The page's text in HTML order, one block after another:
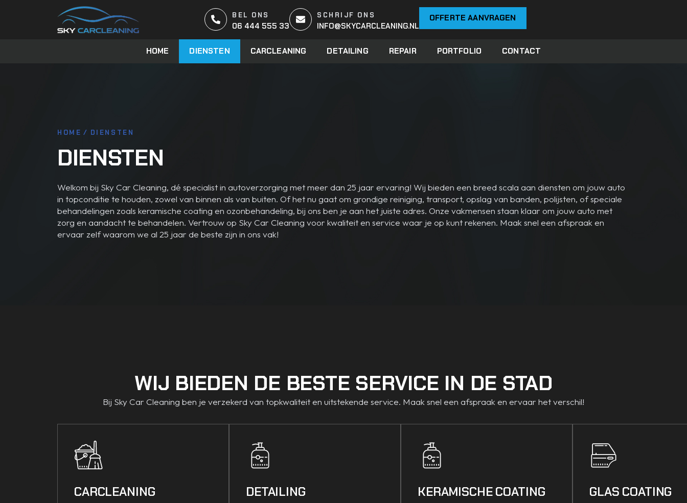
BEL ONS
06 444 555 33
SCHRIJF ONS
INFO@SKYCARCLEANING.NL
OFFERTE AANVRAGEN
HOME DIENSTEN CARCLEANING DETAILING REPAIR PORTFOLIO CONTACT
HOME / DIENSTEN
DIENSTEN
Welkom bij Sky Car Cleaning, dé specialist in autoverzorging met meer dan 25 jaar ervaring! Wij bieden een breed scala aan diensten om jouw auto
in topconditie te houden, zowel van binnen als van buiten. Of het nu gaat om grondige reiniging, transport, opslag van banden, polijsten, of speciale
behandelingen zoals keramische coating en ozonbehandeling, bij ons ben je aan het juiste adres. Onze vakmensen staan klaar om jouw auto met
zorg en aandacht te behandelen. Vertrouw op Sky Car Cleaning voor kwaliteit en service waar je op kunt rekenen. Maak snel een afspraak en
ervaar zelf waarom we al 25 jaar de beste zijn in ons vak!
WIJ BIEDEN DE BESTE SERVICE IN DE STAD
Bij Sky Car Cleaning ben je verzekerd van topkwaliteit en uitstekende service. Maak snel een afspraak en ervaar het verschil!
CARCLEANING DETAILING KERAMISCHE COATING GLAS COATING